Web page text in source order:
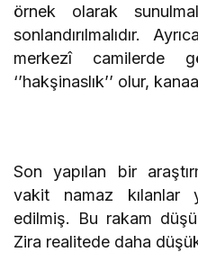
örnek olarak
sonlandırılmalıdır.
merkezî camilerde
‘’hakşinaslık’’ olur,
Son yapılan bir
vakit namaz
edilmiş. Bu rakam
Zira realitede daha